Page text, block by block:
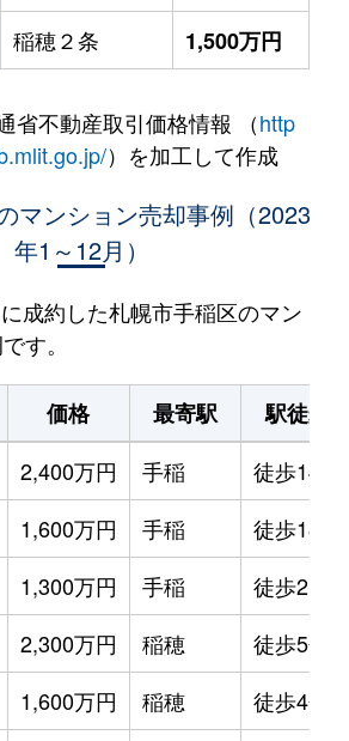
稲穂２条 1,500万円
省不動産取引価格情報 （http
）を加工して作成
マンション売却事例（2023
年1～12月）
成約した札幌市手稲区のマン
す。
価格 最寄駅
駅徒歩
2,400万円 手稲
徒歩14分
1,600万円 手稲
徒歩18分
1,300万円 手稲
徒歩21分
2,300万円 稲穂
徒歩5分
1,600万円 稲穂
徒歩4分